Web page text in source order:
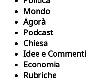
Mondo
Agorà
Podcast
Chiesa
Idee e Commenti
Economia
Rubriche